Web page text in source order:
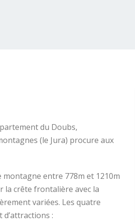
du Doubs,
(le Jura) procure aux
entre 778m et 1210m
la crête frontalière avec la
variées. Les quatre
: